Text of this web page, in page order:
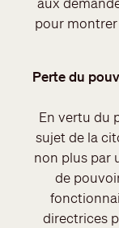
pour
Perte du
En vertu du
sujet de la
non plus par
de
directrices